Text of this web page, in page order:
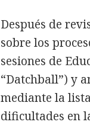
Después de
sobre los
sesiones de
“Datchball”) y
mediante la
dificultades en